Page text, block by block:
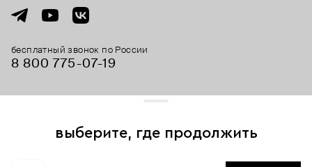
бесплатный звонок по России
8 800 775⁠-07⁠-19
выберите, где продолжить